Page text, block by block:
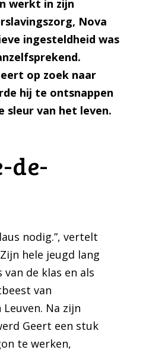
werkt in zijn
Nova
ingesteldheid was
op zoek naar
hij te ontsnappen
sleur van het leven.
de-
nodig.”, vertelt
hele jeugd lang
de klas en als
van
Na zijn
Geert een stuk
te werken,